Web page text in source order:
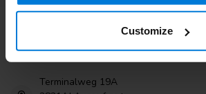
Customize
Degros
Terminalweg 19A